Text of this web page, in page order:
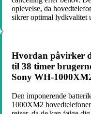
oplevelse, da
sikrer optimal lydkvalitet
Hvordan påvirker
til 38 timer
Sony WH-
Den imponerende
1000XM2